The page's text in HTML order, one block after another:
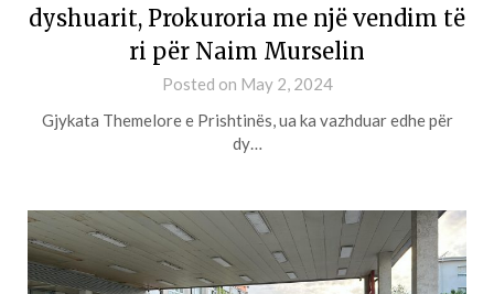
dyshuarit, Prokuroria me një vendim të
ri për Naim Murselin
Posted on May 2, 2024
Gjykata Themelore e Prishtinës, ua ka vazhduar edhe për
dy…